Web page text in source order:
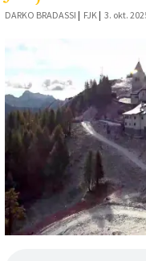
Uredništvo
Oglasi
Založnik
Zadruga PD
Naročnine
DARKO BRADASSI | FJK | 3. okt.